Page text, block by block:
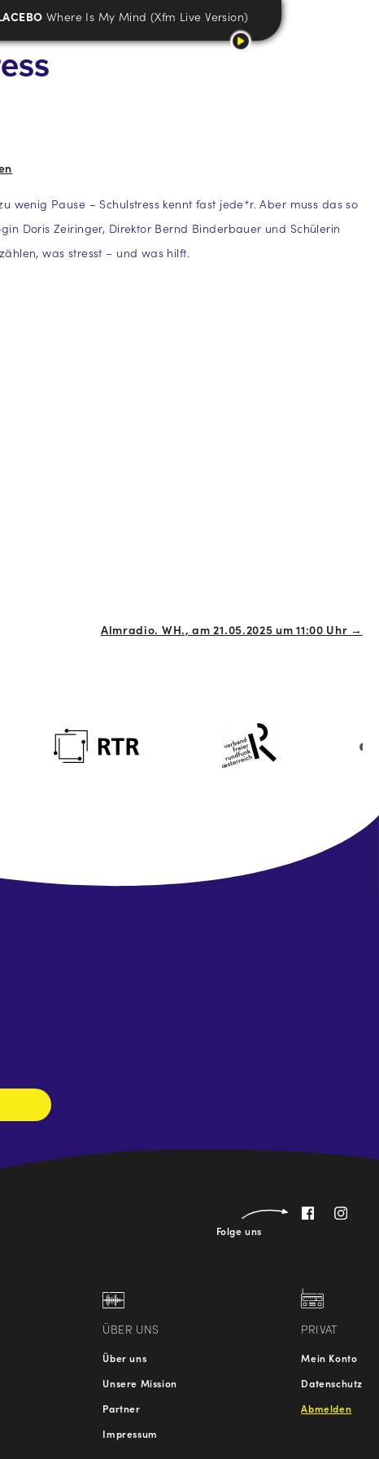
Where Is My Mind (Xfm Live Version)
wenig Pause – Schulstress kennt fast jede*r. Aber muss das so
Doris Zeiringer, Direktor Bernd Binderbauer und Schülerin
was stresst – und was hilft.
Almradio. WH., am 21.05.2025 um 11:00 Uhr →
Folge uns
ÜBER UNS
Über uns
Unsere Mission
Partner
Impressum
PRIVAT
Mein Konto
Datenschutz
Abmelden